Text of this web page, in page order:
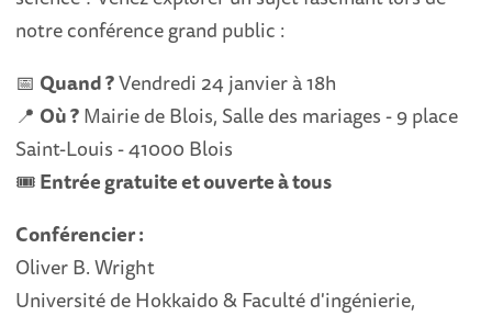
notre conférence grand public :
📅 Quand ?Vendredi 24 janvier à 18h
📍 Où ?Mairie de Blois, Salle des mariages - 9 place
Saint-Louis - 41000 Blois
🎟️Entrée gratuite et ouverte à tous
Conférencier :
Oliver B. Wright
Université de Hokkaido & Faculté d'ingénierie,